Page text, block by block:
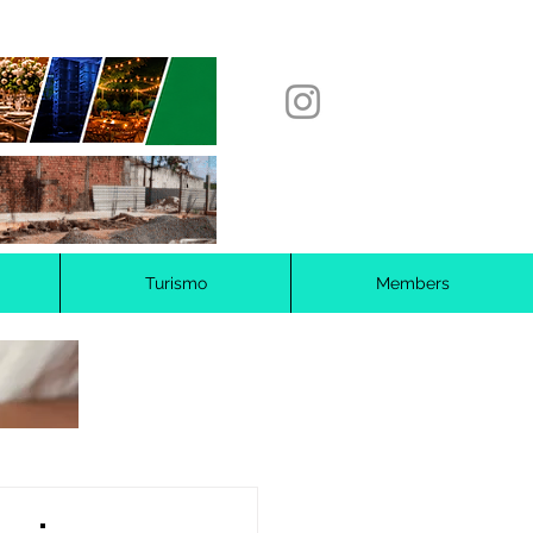
Turismo Members